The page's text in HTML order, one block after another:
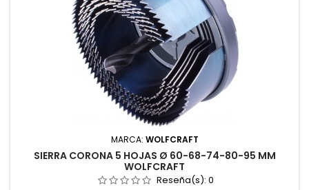
MARCA: WOLFCRAFT
SIERRA CORONA 5 HOJAS Ø 60-68-74-80-95 MM
WOLFCRAFT
Reseña(s): 0